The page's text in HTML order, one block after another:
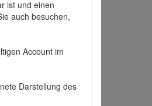
ist und einen
auch besuchen,
Account im
Darstellung des